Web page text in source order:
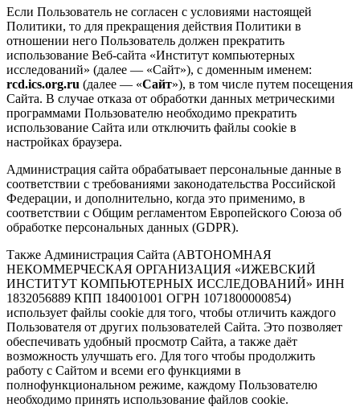
Если Пользователь не согласен с условиями настоящей
Политики, то для прекращения действия Политики в
отношении него Пользователь должен прекратить
использование Веб-сайта «Институт компьютерных
исследований» (далее — «Сайт»), с доменным именем:
rcd.ics.org.ru (далее — «Сайт»), в том числе путем посещения
Сайта. В случае отказа от обработки данных метрическими
программами Пользователю необходимо прекратить
использование Сайта или отключить файлы cookie в
настройках браузера.
Администрация сайта обрабатывает персональные данные в
соответствии с требованиями законодательства Российской
Федерации, и дополнительно, когда это применимо, в
соответствии с Общим регламентом Европейского Союза об
обработке персональных данных (GDPR).
Также Администрация Сайта (АВТОНОМНАЯ
НЕКОММЕРЧЕСКАЯ ОРГАНИЗАЦИЯ «ИЖЕВСКИЙ
ИНСТИТУТ КОМПЬЮТЕРНЫХ ИССЛЕДОВАНИЙ» ИНН
1832056889 КПП 184001001 ОГРН 1071800000854)
использует файлы cookie для того, чтобы отличить каждого
Пользователя от других пользователей Сайта. Это позволяет
обеспечивать удобный просмотр Сайта, а также даёт
возможность улучшать его. Для того чтобы продолжить
работу с Сайтом и всеми его функциями в
полнофункциональном режиме, каждому Пользователю
необходимо принять использование файлов cookie.